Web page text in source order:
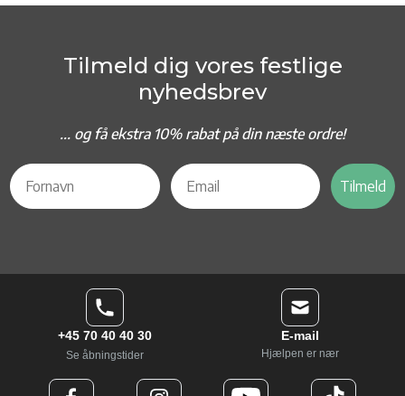
Tilmeld dig vores festlige
nyhedsbrev
... og få ekstra 10% rabat på din næste ordre!
Tilmeld
+45 70 40 40 30
Se åbningstider
E-mail
Hjælpen er nær